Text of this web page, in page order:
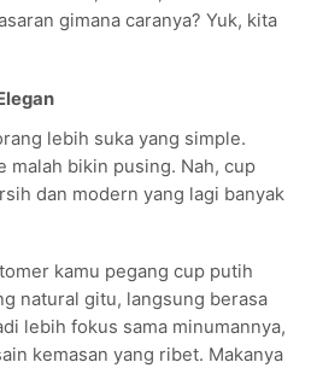
gimana caranya? Yuk, kita
lebih suka yang simple.
malah bikin pusing. Nah, cup
dan modern yang lagi banyak
kamu pegang cup putih
natural gitu, langsung berasa
lebih fokus sama minumannya,
kemasan yang ribet. Makanya